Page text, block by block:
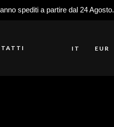
spediti a partire dal 24 Agosto.
IT EUR